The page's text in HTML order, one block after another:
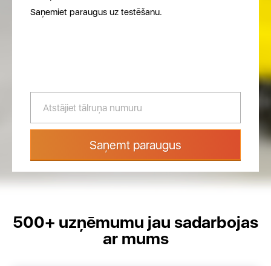
Saņemiet paraugus uz testēšanu.
Saņemt paraugus
500+ uzņēmumu jau sadarbojas
ar mums